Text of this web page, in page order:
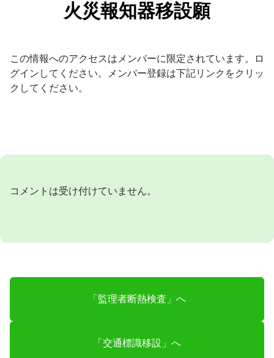
火災報知器移設願
この情報へのアクセスはメンバーに限定されています。ロ
グインしてください。メンバー登録は下記リンクをクリッ
クしてください。
コメントは受け付けていません。
「監理者断熱検査」へ
「交通標識移設」へ